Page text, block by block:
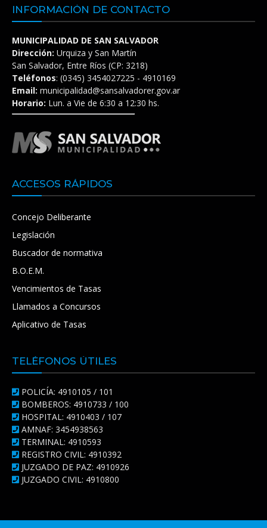
INFORMACIÓN DE CONTACTO
MUNICIPALIDAD DE SAN SALVADOR
Dirección: Urquiza y San Martín
San Salvador, Entre Ríos (CP: 3218)
Teléfonos: (0345) 3454027225 - 4910169
Email: municipalidad@sansalvadorer.gov.ar
Horario: Lun. a Vie de 6:30 a 12:30 hs.
ACCESOS RÁPIDOS
Concejo Deliberante
Legislación
Buscador de normativa
B.O.E.M.
Vencimientos de Tasas
Llamados a Concursos
Aplicativo de Tasas
TELÉFONOS ÚTILES
POLICÍA: 4910105 / 101
BOMBEROS: 4910733 / 100
HOSPITAL: 4910403 / 107
AMNAF: 3454938563
TERMINAL: 4910593
REGISTRO CIVIL: 4910392
JUZGADO DE PAZ: 4910926
JUZGADO CIVIL: 4910800